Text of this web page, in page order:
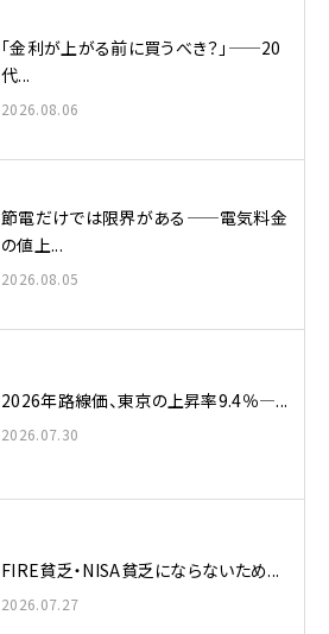
「金利が上がる前に買うべき？」——20
代...
2026.08.06
節電だけでは限界がある——電気料金
の値上...
2026.08.05
2026年路線価、東京の上昇率9.4％—...
2026.07.30
FIRE貧乏・NISA貧乏にならないため...
2026.07.27